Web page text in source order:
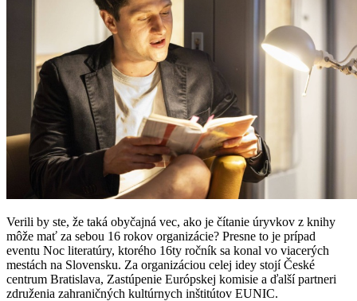
Verili by ste, že taká obyčajná vec, ako je čítanie úryvkov z knihy
môže mať za sebou 16 rokov organizácie? Presne to je prípad
eventu Noc literatúry, ktorého 16ty ročník sa konal vo viacerých
mestách na Slovensku. Za organizáciou celej idey stojí České
centrum Bratislava, Zastúpenie Európskej komisie a ďalší partneri
združenia zahraničných kultúrnych inštitútov EUNIC.